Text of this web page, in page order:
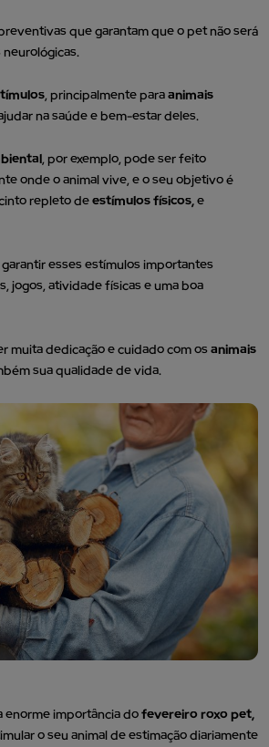
que garantam que o pet não será
, principalmente paraanimais
na saúde e bem-estar deles.
, por exemplo, pode ser feito
onde o animal vive, e o seu objetivo é
repleto deestímulos físicos,e
esses estímulos importantes
jogos, atividade físicas e uma boa
muita dedicação e cuidado com os animais
sua qualidade de vida.
enorme importância dofevereiro roxo pet,
o seu animal de estimação diariamente